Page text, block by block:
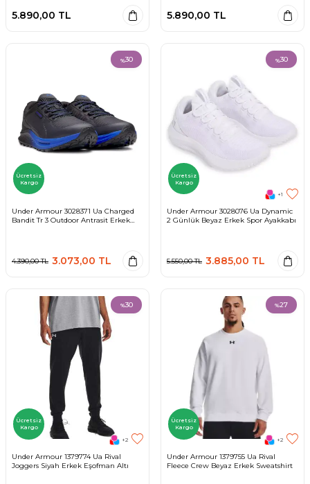
5.890,00 TL 5.890,00 TL
%30
Ücretsiz
Kargo
Under Armour 3028371 Ua Charged
Bandit Tr 3 Outdoor Antrasit Erkek
4.390,00TL 3.073,00 TL
%30
Ücretsiz
Kargo
+1
Under Armour 3028076 Ua Dynamic
2 Günlük Beyaz Erkek Spor Ayakkabı
5.550,00TL 3.885,00 TL
%30
Ücretsiz
Kargo
+2
Under Armour 1379774 Ua Rival
Joggers Siyah Erkek Eşofman Altı
%27
Ücretsiz
Kargo
+2
Under Armour 1379755 Ua Rival
Fleece Crew Beyaz Erkek Sweatshirt